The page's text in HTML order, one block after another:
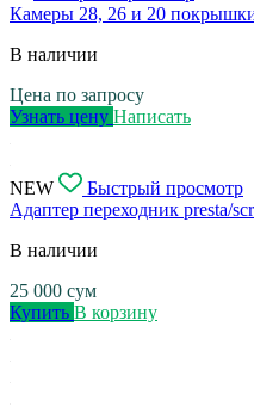
Камеры 28, 26 и 20
В наличии
Цена по запросу
Узнать цену Написать
NEW
Быстрый просмотр
Адаптер переходник presta/
В наличии
25 000 сум
Купить В корзину